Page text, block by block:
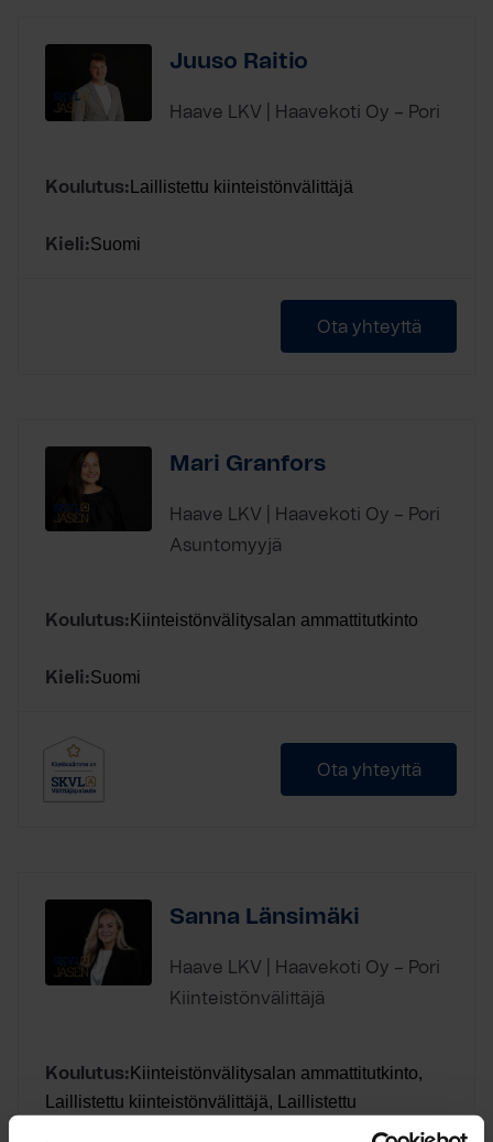
Juuso Raitio
Haave LKV | Haavekoti Oy – Pori
Koulutus: Laillistettu kiinteistönvälittäjä
Kieli:Suomi
Ota yhteyttä
Mari Granfors
Haave LKV | Haavekoti Oy – Pori
Asuntomyyjä
Koulutus: Kiinteistönvälitysalan ammattitutkinto
Kieli:Suomi
Ota yhteyttä
Sanna Länsimäki
Haave LKV | Haavekoti Oy – Pori
Kiinteistönvälittäjä
Koulutus: Kiinteistönvälitysalan ammattitutkinto,
Laillistettu kiinteistönvälittäjä, Laillistettu